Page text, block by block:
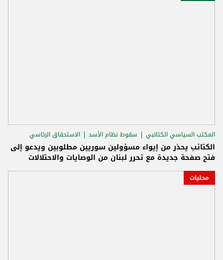
المكتب السياسي الكتائبي سقوط نظام الأسد الاستحقاق الرئاسي
الكتائب يحذر من إيواء مسؤولين سوريين مطلوبين ويدعو إلى
فتح صفحة جديدة مع تحرر لبنان من الوصايات والاحتلالات
محليات